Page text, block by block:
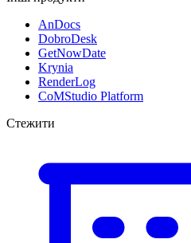
AnDocs
DobroDesk
GetNowDate
Krynia
RenderLog
CoMStudio Platform
Стежити